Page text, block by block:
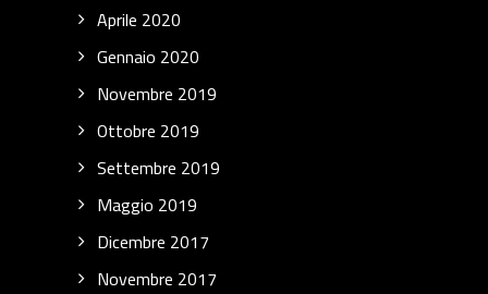
Aprile 2020
Gennaio 2020
Novembre 2019
Ottobre 2019
Settembre 2019
Maggio 2019
Dicembre 2017
Novembre 2017